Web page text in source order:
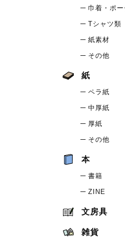
巾着・ポー
Tシャツ類
紙素材
その他
紙
ペラ紙
中厚紙
厚紙
その他
本
書籍
ZINE
文房具
雑貨